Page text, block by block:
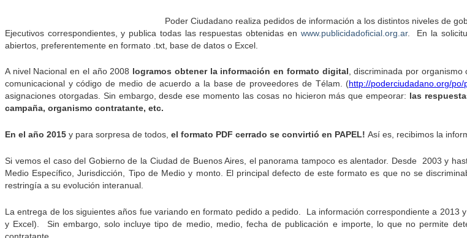
Poder Ciudadano realiza pedidos de información a los distintos niveles de
Ejecutivos correspondientes, y publica todas las respuestas obtenidas en www.publicidadoficial.org.ar. En la
abiertos, preferentemente en formato .txt, base de datos o Excel.
A nivel Nacional en el año 2008 logramos obtener la información en formato digital, discriminada por
comunicacional y código de medio de acuerdo a la base de proveedores de Télam. (http://poderciudadano.org/
asignaciones otorgadas. Sin embargo, desde ese momento las cosas no hicieron más que empeorar: las
campaña, organismo contratante, etc.
En el año 2015 y para sorpresa de todos, el formato PDF cerrado se convirtió en PAPEL! Así es, recibimos la
Si vemos el caso del Gobierno de la Ciudad de Buenos Aires, el panorama tampoco es alentador. Desde 2003 y
Medio Específico, Jurisdicción, Tipo de Medio y monto. El principal defecto de este formato es que no se
restringía a su evolución interanual.
La entrega de los siguientes años fue variando en formato pedido a pedido. La información correspondiente a
y Excel). Sin embargo, solo incluye tipo de medio, medio, fecha de publicación e importe, lo que no permite
contratante.